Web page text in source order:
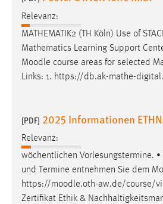
Relevanz:
MATHEMATIK2 (TH Köln) Use of
Mathematics Learning Support
Moodle course areas for selected
Links: 1. https://db.ak-mathe-
[PDF] 2025 Informationen
Relevanz:
wöchentlichen Vorlesungstermine.
und Termine entnehmen Sie dem
https://moodle.oth-aw.de/course/
Zertifikat Ethik &